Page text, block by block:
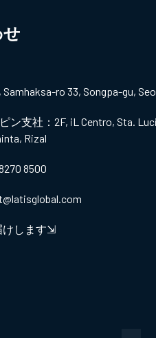
Samhaksa-ro 33, Songpa-gu,
ン支社：2F, iL Centro, Sta.
Rizal
8500
けします⇲